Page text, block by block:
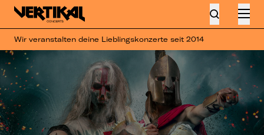
Wir veranstalten deine Lieblingskonzerte seit 2014